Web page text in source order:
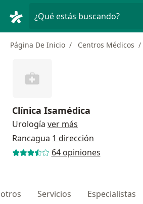
¿Qué estás buscando?
Página De Inicio Centros Médicos
Clínica Isamédica
Urología ver más
Rancagua 1 dirección
64 opiniones
Servicios Especialistas